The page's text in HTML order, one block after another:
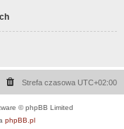
Strefa czasowa UTC+02:00
© phpBB Limited
phpBB.pl